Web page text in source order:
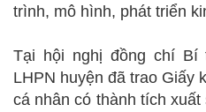
trình, mô hình, phát triển
Tại hội nghị đồng chí
LHPN huyện đã trao Giấy
cá nhân có thành tích